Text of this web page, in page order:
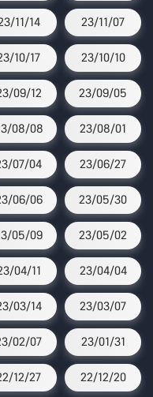
11/14 23/11/07
10/17 23/10/10
09/12 23/09/05
08/08 23/08/01
07/04 23/06/27
06/06 23/05/30
05/09 23/05/02
04/11 23/04/04
03/14 23/03/07
02/07 23/01/31
12/27 22/12/20